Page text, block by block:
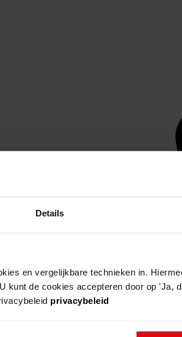
Details
en vergelijkbare technieken in.
kunt de cookies accepteren door op 'Ja,
privacybeleid